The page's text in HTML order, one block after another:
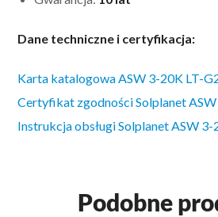
Dane techniczne i certyfikacja:
Karta katalogowa ASW 3-20K LT-
Certyfikat zgodności Solplanet
Instrukcja obsługi Solplanet ASW
Podobne